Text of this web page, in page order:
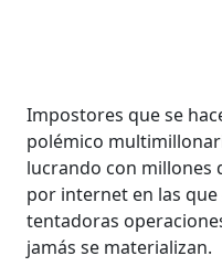
Impostores que se
polémico
lucrando con millones
por internet en las
tentadoras
jamás se materializan.